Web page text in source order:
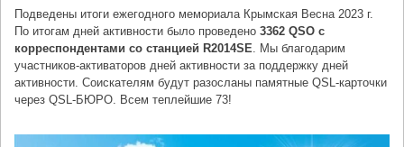
Подведены итоги ежегодного мемориала Крымская Весна 2023 г.
По итогам дней активности было проведено3362 QSO с
корреспондентами со станцией R2014SE. Мы благодарим
участников-активаторов дней активности за поддержку дней
активности. Соискателям будут разосланы памятные QSL-карточки
через QSL-БЮРО. Всем теплейшие 73!